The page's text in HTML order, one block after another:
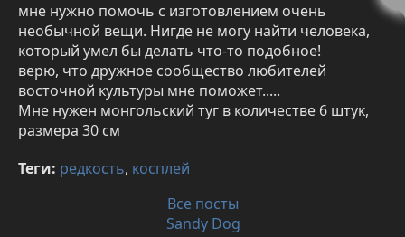
мне нужно помочь с изготовлением очень
необычной вещи. Нигде не могу найти человека,
который умел бы делать что-то подобное!
верю, что дружное сообщество любителей
восточной культуры мне поможет.....
Мне нужен монгольский туг в количестве 6 штук,
размера 30 см
Теги: редкость, косплей
Все посты
Sandy Dog